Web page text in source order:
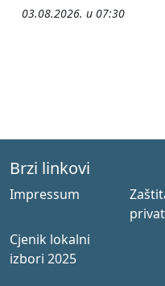
03.08.2026. u 07:30
Brzi linkovi
Impressum
Cjenik lokalni
izbori 2025